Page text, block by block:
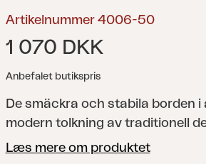
Artikelnummer 4006-50
1 070 DKK
Anbefalet butikspris
De smäckra och stabila borden i
modern tolkning av traditionell
är snyggt rundade och
Læs mere om produktet